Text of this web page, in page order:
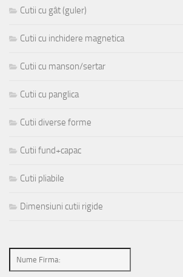
Cutii cu gât (guler)
Cutii cu inchidere magnetica
Cutii cu manson/sertar
Cutii cu panglica
Cutii diverse forme
Cutii fund+capac
Cutii pliabile
Dimensiuni cutii rigide